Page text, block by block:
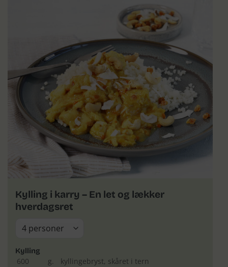
Kylling i karry – En let og lækker
hverdagsret
Kylling
600 g.
kyllingebryst, skåret i tern